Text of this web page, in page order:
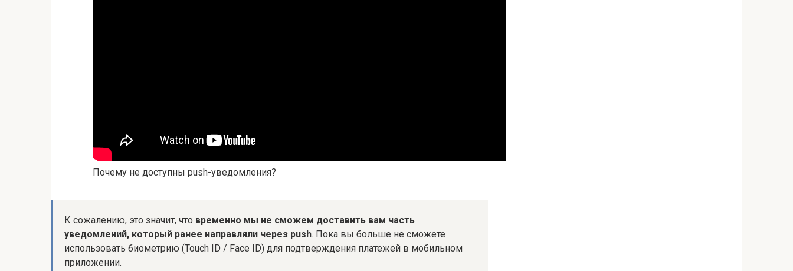
Почему не доступны push-уведомления?
К сожалению, это значит, что временно мы не сможем доставить вам часть
уведомлений, который ранее направляли через push. Пока вы больше не сможете
использовать биометрию (Touch ID / Face ID) для подтверждения платежей в мобильном
приложении.